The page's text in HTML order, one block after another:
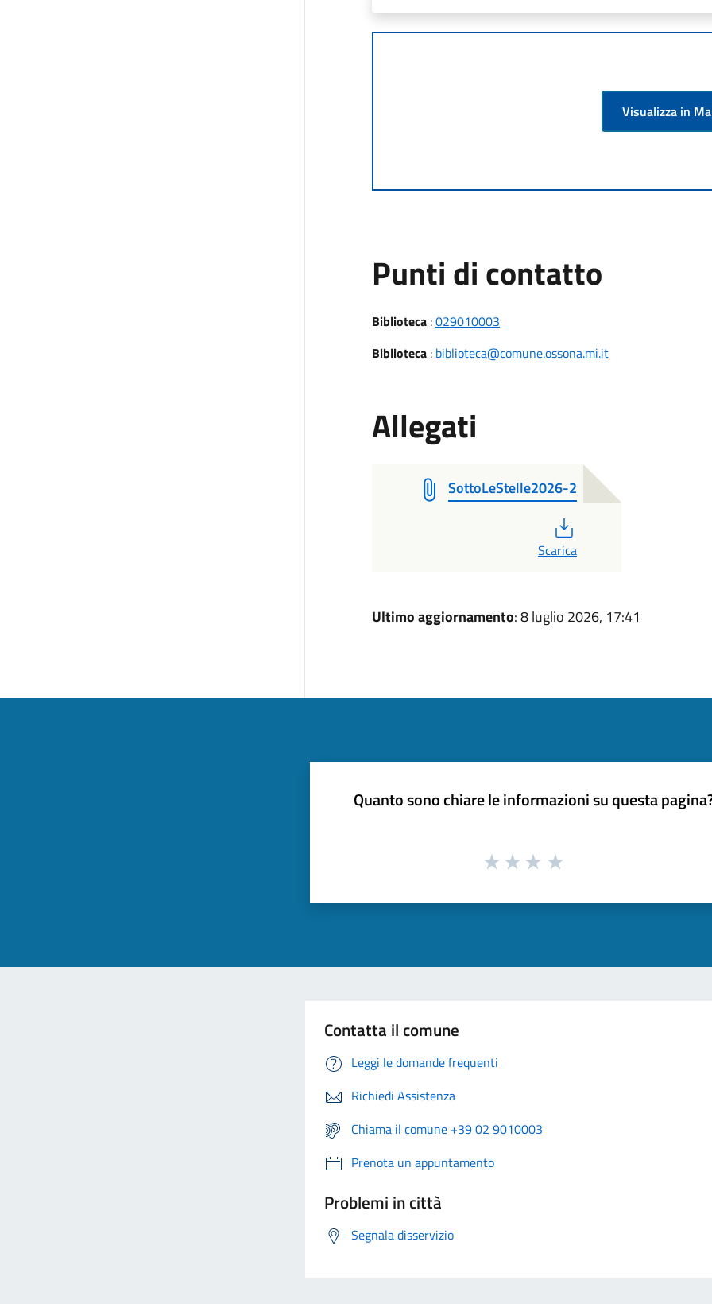
Visualizza in
Punti di contatto
Biblioteca:029010003
Biblioteca: biblioteca@comune.ossona.mi.it
Allegati
SottoLeStelle2026-2
Scarica
Ultimo aggiornamento: 8 luglio 2026, 17:41
Quanto sono chiare le informazioni su questa
Contatta il comune
Leggi le domande frequenti
Richiedi Assistenza
Chiama il comune +39 02 9010003
Prenota un appuntamento
Problemi in città
Segnala disservizio